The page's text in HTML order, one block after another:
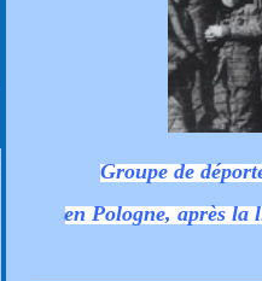
Groupe de
en Pologne, après la